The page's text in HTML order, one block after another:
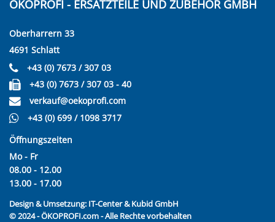
ÖKOPROFI - ERSATZTEILE UND ZUBEHÖR GMBH
Oberharrern 33
4691 Schlatt
+43 (0) 7673 / 307 03
+43 (0) 7673 / 307 03 - 40
verkauf@oekoprofi.com
+43 (0) 699 / 1098 3717
Öffnungszeiten
Mo - Fr
08.00 - 12.00
13.00 - 17.00
Design & Umsetzung: IT-Center & Kubid GmbH
© 2024 - ÖKOPROFI.com - Alle Rechte vorbehalten